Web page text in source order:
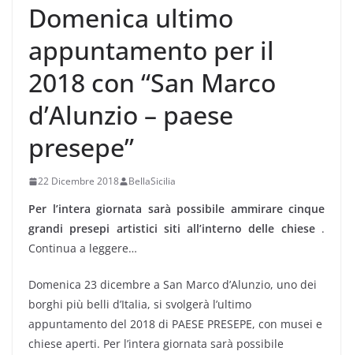
Domenica ultimo
appuntamento per il
2018 con “San Marco
d’Alunzio – paese
presepe”
22 Dicembre 2018 BellaSicilia
Per l’intera giornata sarà possibile ammirare cinque
grandi presepi artistici siti all’interno delle chiese .
Continua a leggere…
Domenica 23 dicembre a San Marco d’Alunzio, uno dei
borghi più belli d’Italia, si svolgerà l’ultimo
appuntamento del 2018 di PAESE PRESEPE, con musei e
chiese aperti. Per l’intera giornata sarà possibile